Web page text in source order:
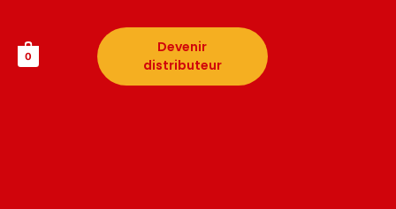
0
Devenir
distributeur